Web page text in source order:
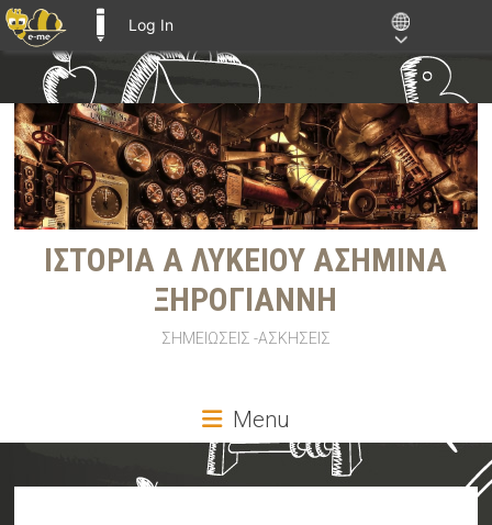
Log In
Skip
content
ΙΣΤΟΡΙΑ Α ΛΥΚΕΙΟΥ ΑΣΗΜΙΝΑ
ΞΗΡΟΓΙΑΝΝΗ
ΣΗΜΕΙΩΣΕΙΣ -ΑΣΚΗΣΕΙΣ
Menu